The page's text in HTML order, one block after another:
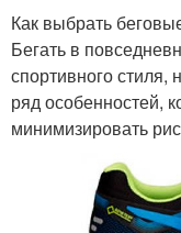
Как выбрать
Бегать в
спортивного стиля,
ряд особенностей,
минимизировать